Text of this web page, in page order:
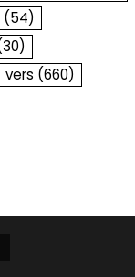
(54)
vers (660)